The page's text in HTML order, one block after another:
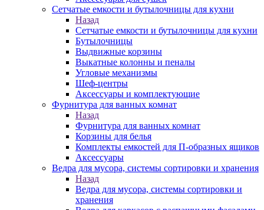
Сетчатые емкости и бутылочницы для кухни
Назад
Сетчатые емкости и бутылочницы для кухни
Бутылочницы
Выдвижные корзины
Выкатные колонны и пеналы
Угловые механизмы
Шеф-центры
Аксессуары и комплектующие
Фурнитура для ванных комнат
Назад
Фурнитура для ванных комнат
Корзины для белья
Комплекты емкостей для П-образных ящиков
Аксессуары
Ведра для мусора, системы сортировки и хранения
Назад
Ведра для мусора, системы сортировки и
хранения